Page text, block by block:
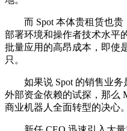
而 Spot 本体贵租赁也贵
部署环境和操作者技术水平
批量应用的高昂成本，即使
只。
如果说 Spot 的销售业务
外部资金依赖的试探，那么
商业机器人全面转型的决心。